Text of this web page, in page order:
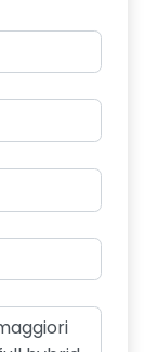
dinamica C-
Auto-Hold